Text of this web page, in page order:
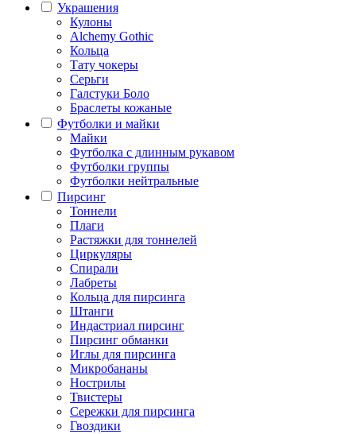
Украшения
Кулоны
Alchemy Gothic
Кольца
Тату чокеры
Серьги
Галстуки Боло
Браслеты кожаные
Футболки и майки
Майки
Футболка с длинным рукавом
Футболки группы
Футболки нейтральные
Пирсинг
Тоннели
Плаги
Растяжки для тоннелей
Циркуляры
Спирали
Лабреты
Кольца для пирсинга
Штанги
Индастриал пирсинг
Пирсинг обманки
Иглы для пирсинга
Микробананы
Нострилы
Твистеры
Сережки для пирсинга
Гвоздики